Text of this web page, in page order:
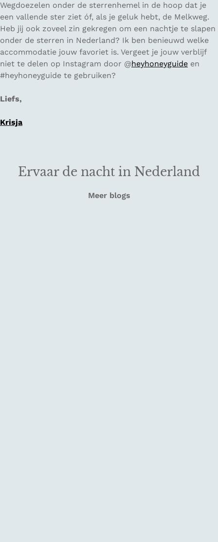
Wegdoezelen onder de sterrenhemel in de hoop dat je
een vallende ster ziet óf, als je geluk hebt, de Melkweg.
Heb jij ook zoveel zin gekregen om een nachtje te slapen
onder de sterren in Nederland? Ik ben benieuwd welke
accommodatie jouw favoriet is. Vergeet je jouw verblijf
niet te delen op Instagram door @heyhoneyguide en
#heyhoneyguide te gebruiken?
Liefs,
Krisja
Ervaar de nacht in Nederland
Meer blogs